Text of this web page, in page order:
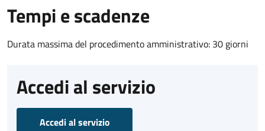
Tempi e scadenze
Durata massima del procedimento amministrativo: 30 giorni
Accedi al servizio
Accedi al servizio